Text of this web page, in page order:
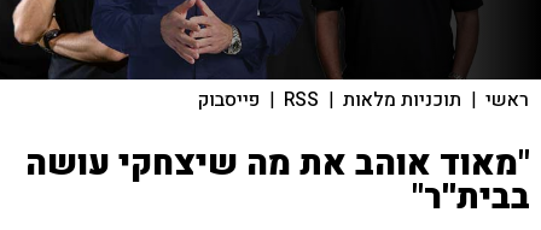
ראשי | תוכניות מלאות |
RSS
| פייסבוק
"מאוד אוהב את מה שיצחקי עושה
בבית''ר"